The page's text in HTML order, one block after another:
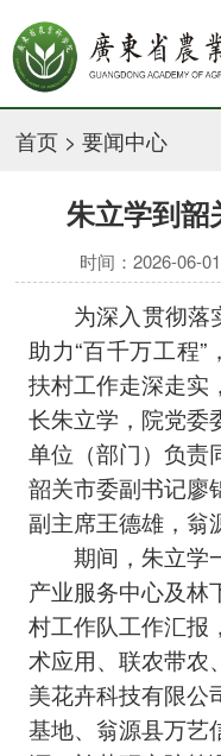
首页 >要闻中心
朱立学到韶
时间：2026-06-
为深入贯彻落实
助力“百千万工程”
扶村工作走深走实
长朱立学，院党委
单位（部门）负责
韶关市委副书记廖
副主席王德雄，翁
期间，朱立学
产业服务中心及林
村工作队工作汇报
术应用、联农带农
美花卉科技有限公
基地、翁源县万艺